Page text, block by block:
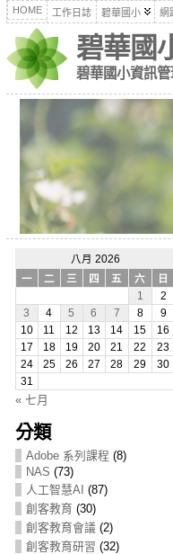
HOME 工作日誌 碧華國小 網
碧華國
碧華國小資訊
八月 2026
一
二 三 四 五 六
日
1
2
3
4 5 6 7 8
9
10
11 12 13 14 15
16
17
18 19 20 21 22
23
24
25 26 27 28 29
30
31
« 七月
分類
Adobe 系列課程 (8)
NAS (73)
人工智慧AI (87)
創客教育 (30)
創客教育會議 (2)
創客教育研習 (32)